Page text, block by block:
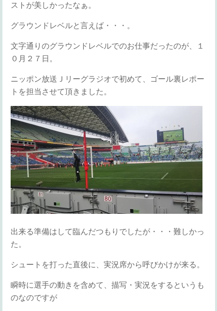
ストが美しかったなぁ。
グラウンドレベルと言えば・・・。
文字通りのグラウンドレベルでのお仕事だったのが、１
０月２７日。
ニッポン放送Ｊリーグラジオで初めて、ゴール裏レポー
トを担当させて頂きました。
出来る準備はして臨んだつもりでしたが・・・難しかっ
た。
シュートを打った直後に、実況席から呼びかけが来る。
瞬時に選手の動きを含めて、描写・実況をするというも
のなのですが